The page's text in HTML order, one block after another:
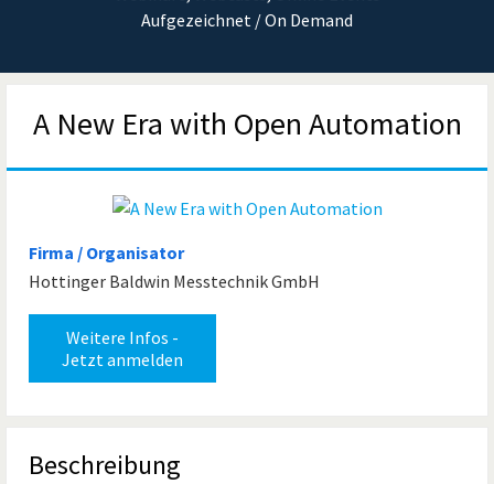
Aufgezeichnet / On Demand
A New Era with Open Automation
Firma / Organisator
Hottinger Baldwin Messtechnik GmbH
Weitere Infos -
Jetzt anmelden
Beschreibung